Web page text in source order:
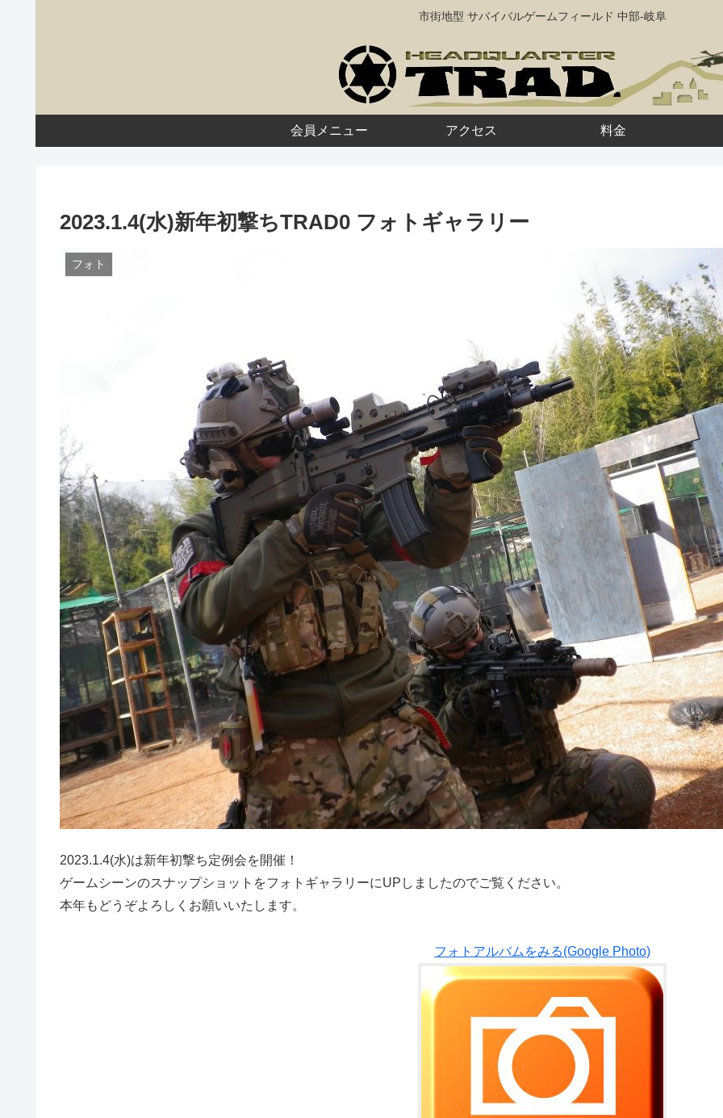
市街地型 サバイバルゲームフィールド 中部-岐阜
会員メニュー アクセス 料金
2023.1.4(水)新年初撃ちTRAD0 フォトギャラリー
フォト
2023.1.4(水)は新年初撃ち定例会を開催！
ゲームシーンのスナップショットをフォトギャラリーにUPしましたのでご覧ください。
本年もどうぞよろしくお願いいたします。
フォトアルバムをみる(Google Photo)